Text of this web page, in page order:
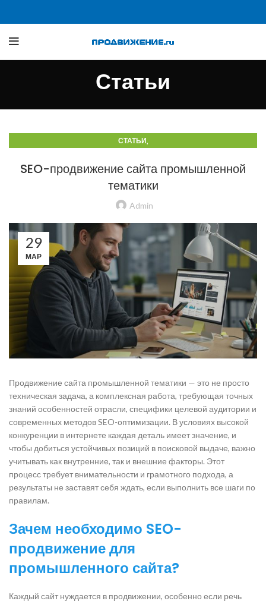
Статьи
СТАТЬИ,
SEO-продвижение сайта промышленной
тематики
Admin
29
МАР
Продвижение сайта промышленной тематики — это не просто
техническая задача, а комплексная работа, требующая точных
знаний особенностей отрасли, специфики целевой аудитории и
современных методов SEO-оптимизации. В условиях высокой
конкуренции в интернете каждая деталь имеет значение, и
чтобы добиться устойчивых позиций в поисковой выдаче, важно
учитывать как внутренние, так и внешние факторы. Этот
процесс требует внимательности и грамотного подхода, а
результаты не заставят себя ждать, если выполнить все шаги по
правилам.
Зачем необходимо SEO-
продвижение для
промышленного сайта?
Каждый сайт нуждается в продвижении, особенно если речь